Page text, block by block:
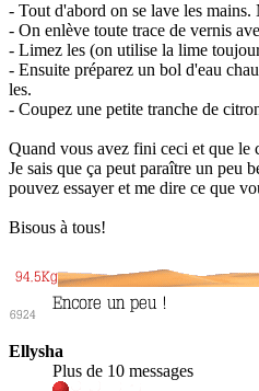
- Tout d'abord on se lave les mains.
- On enlève toute trace de vernis
- Limez les (on utilise la lime
- Ensuite préparez un bol d'eau
les.
- Coupez une petite tranche de
Quand vous avez fini ceci et que le
Je sais que ça peut paraître un peu
pouvez essayer et me dire ce que
Bisous à tous!
Ellysha
Plus de 10 messages